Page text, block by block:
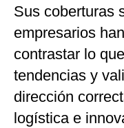
Sus coberturas
empresarios
contrastar lo
tendencias y
dirección
logística e